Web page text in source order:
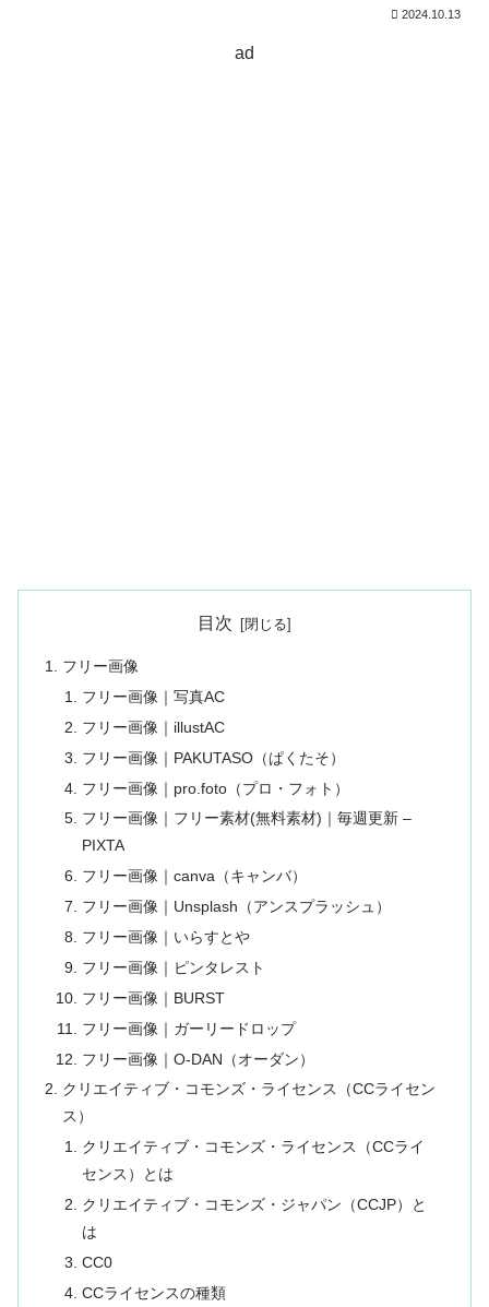
2024.10.13
ad
目次
フリー画像
フリー画像｜写真AC
フリー画像｜illustAC
フリー画像｜PAKUTASO（ぱくたそ）
フリー画像｜pro.foto（プロ・フォト）
フリー画像｜フリー素材(無料素材)｜毎週更新 –
PIXTA
フリー画像｜canva（キャンバ）
フリー画像｜Unsplash（アンスプラッシュ）
フリー画像｜いらすとや
フリー画像｜ピンタレスト
フリー画像｜BURST
フリー画像｜ガーリードロップ
フリー画像｜O-DAN（オーダン）
クリエイティブ・コモンズ・ライセンス（CCライセン
ス）
クリエイティブ・コモンズ・ライセンス（CCライ
センス）とは
クリエイティブ・コモンズ・ジャパン（CCJP）と
は
CC0
CCライセンスの種類